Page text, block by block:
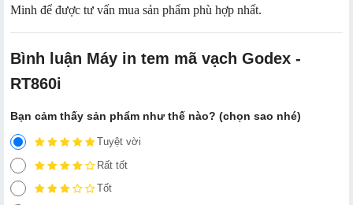
Minh để được tư vấn mua sản phẩm phù hợp nhất.
Bình luận Máy in tem mã vạch Godex -
RT860i
Bạn cảm thấy sản phẩm như thế nào? (chọn sao nhé)
Tuyệt vời
Rất tốt
Tốt